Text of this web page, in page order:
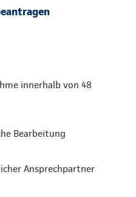
innerhalb von 48
Bearbeitung
Ansprechpartner